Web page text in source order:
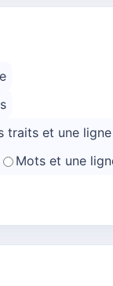
traits et une
Mots et une